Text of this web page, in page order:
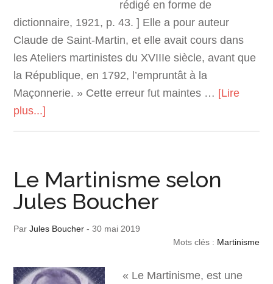
rédigé en forme de
dictionnaire, 1921, p. 43. ] Elle a pour auteur
Claude de Saint-Martin, et elle avait cours dans
les Ateliers martinistes du XVIIIe siècle, avant que
la République, en 1792, l’empruntât à la
Maçonnerie. » Cette erreur fut maintes … [Lire
plus...]
Le Martinisme selon
Jules Boucher
ParJules Boucher -30 mai 2019
Mots clés : Martinisme
« Le Martinisme, est une